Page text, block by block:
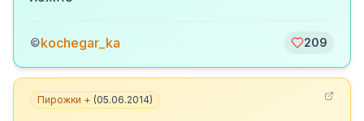
©kochegar_ka 209
Пирожки + (05.06.2014)